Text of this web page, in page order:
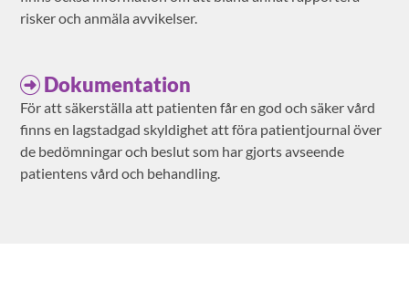
risker och anmäla avvikelser.
Dokumentation
För att säkerställa att patienten får en god och säker vård
finns en lagstadgad skyldighet att föra patientjournal över
de bedömningar och beslut som har gjorts avseende
patientens vård och behandling.